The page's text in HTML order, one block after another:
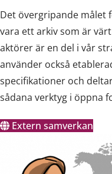
Det övergripande målet
vara ett arkiv som är
aktörer är en del i vår
använder också
specifikationer och
sådana verktyg i öppna
Extern samverkan